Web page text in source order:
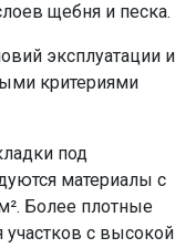
щебня и песка.
эксплуатации и
критериями
под
материалы с
Более плотные
с высокой